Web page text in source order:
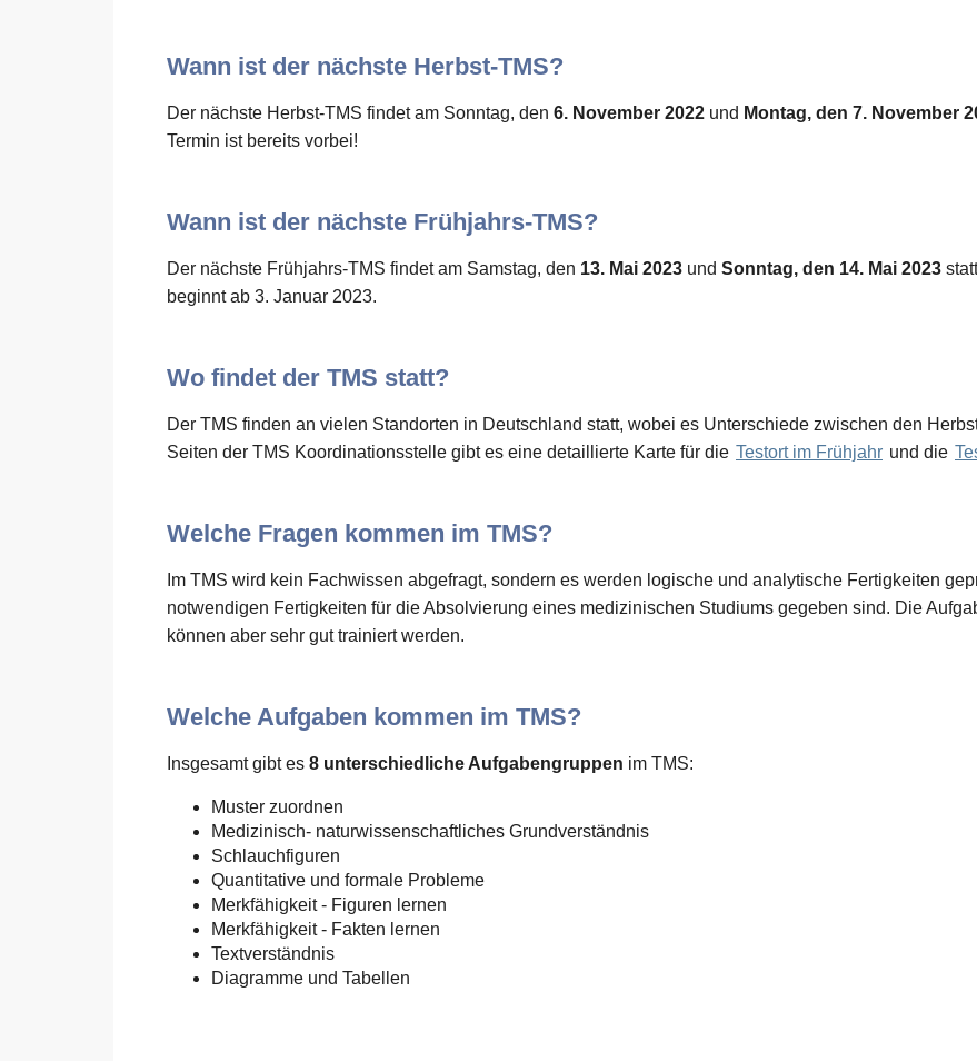
Wann ist der nächste Herbst-TMS?
Der nächste Herbst-TMS findet am Sonntag, den 6. November 2022 und Montag, den 7. November
Termin ist bereits vorbei!
Wann ist der nächste Frühjahrs-TMS?
Der nächste Frühjahrs-TMS findet am Samstag, den 13. Mai 2023 und Sonntag, den 14. Mai 2023
beginnt ab 3. Januar 2023.
Wo findet der TMS statt?
Der TMS finden an vielen Standorten in Deutschland statt, wobei es Unterschiede zwischen den
Seiten der TMS Koordinationsstelle gibt es eine detaillierte Karte für die Testort im Frühjahr und die
Welche Fragen kommen im TMS?
Im TMS wird kein Fachwissen abgefragt, sondern es werden logische und analytische Fertigkeiten
notwendigen Fertigkeiten für die Absolvierung eines medizinischen Studiums gegeben sind. Die
können aber sehr gut trainiert werden.
Welche Aufgaben kommen im TMS?
Insgesamt gibt es 8 unterschiedliche Aufgabengruppen im TMS:
Muster zuordnen
Medizinisch- naturwissenschaftliches Grundverständnis
Schlauchfiguren
Quantitative und formale Probleme
Merkfähigkeit - Figuren lernen
Merkfähigkeit - Fakten lernen
Textverständnis
Diagramme und Tabellen